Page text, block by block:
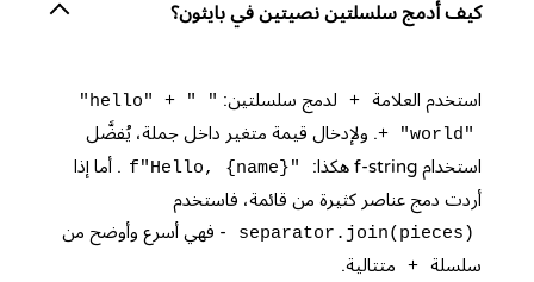
كيف أدمج سلسلتين نصيتين في بايثون؟
استخدم العلامة + لدمج سلسلتين: "hello" + " "
+ "world". ولإدخال قيمة متغير داخل جملة، يُفضَّل
استخدام f-string هكذا:
f"Hello, {name}" . أما إذا
أردت دمج عناصر كثيرة من قائمة، فاستخدم
separator.join(pieces)
- فهي أسرع وأوضح من
سلسلة + متتالية.